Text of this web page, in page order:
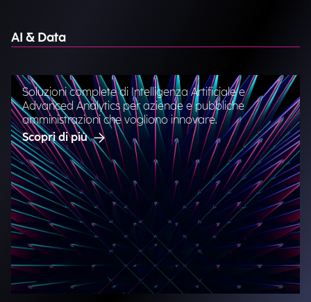
AI & Data
Soluzioni complete di Intelligenza Artificiale e
Advanced Analytics per aziende e pubbliche
amministrazioni che vogliono innovare.
Scopri di più